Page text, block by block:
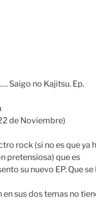
Saigo no Kajitsu. Ep.
de Noviembre)
rock (si no es que ya
pretensiosa) que es
su nuevo EP. Que
sus dos temas no